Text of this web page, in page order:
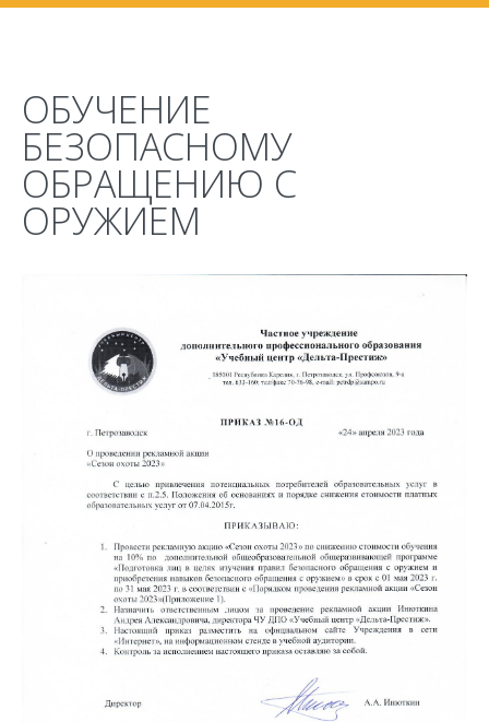
ОБУЧЕНИЕ
БЕЗОПАСНОМУ
ОБРАЩЕНИЮ С
ОРУЖИЕМ